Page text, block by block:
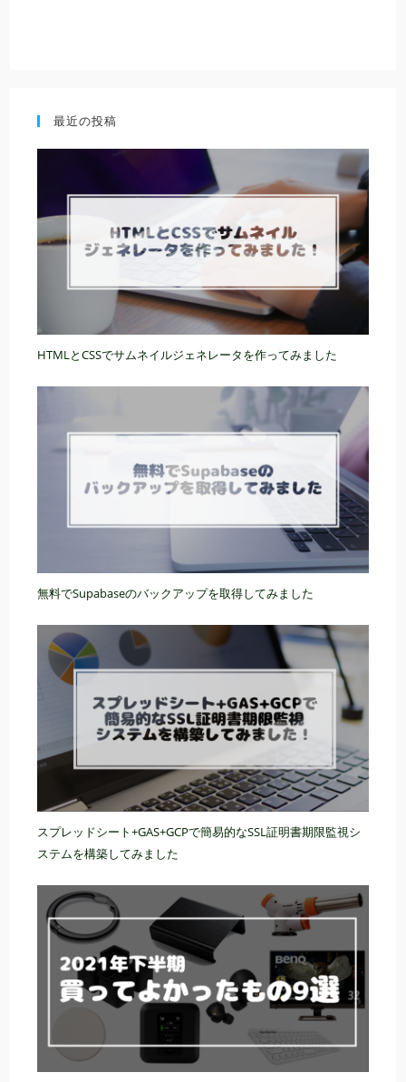
最近の投稿
HTMLとCSSでサムネイルジェネレータを作ってみました
無料でSupabaseのバックアップを取得してみました
スプレッドシート+GAS+GCPで簡易的なSSL証明書期限監視シ
ステムを構築してみました